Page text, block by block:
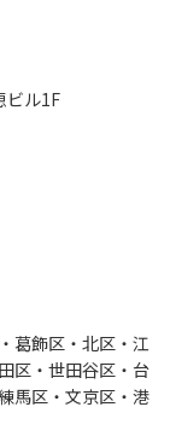
ビル1F
葛飾区・北区・江
区・世田谷区・台
馬区・文京区・港